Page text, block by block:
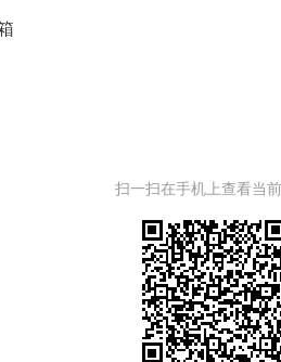
扫一扫在手机上查看当